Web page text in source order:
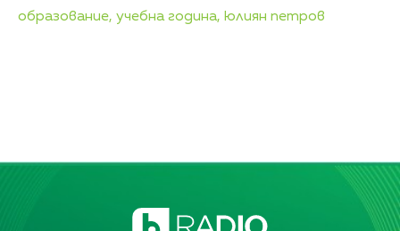
образование, учебна година, юлиян петров